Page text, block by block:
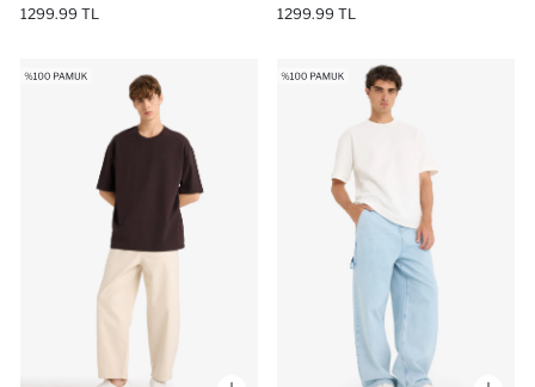
1299.99 TL 1299.99 TL